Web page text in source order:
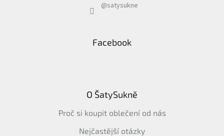
@satysukne
Facebook
O ŠatySukně
Proč si koupit oblečení od nás
Nejčastější otázky